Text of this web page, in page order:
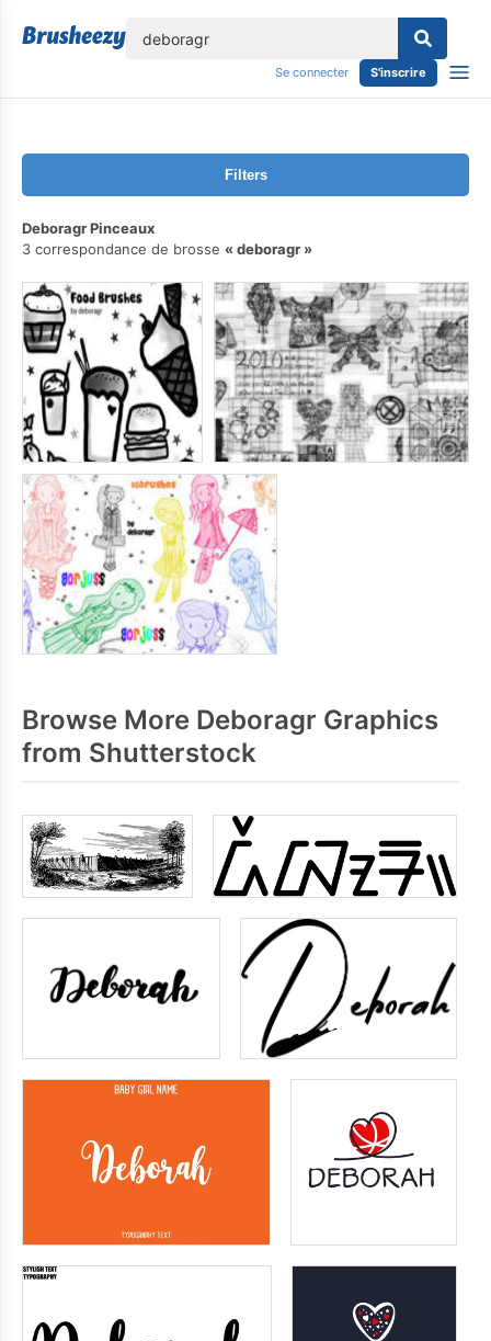
Se connecter S'inscrire
Filters
Deboragr Pinceaux
3 correspondance de brosse
deboragr
Browse More Deboragr Graphics
from Shutterstock